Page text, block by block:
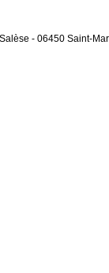
- 06450 Saint-